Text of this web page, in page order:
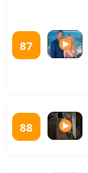
87
88